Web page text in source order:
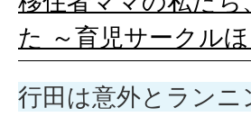
た ～育児サークル
行田は意外とラン